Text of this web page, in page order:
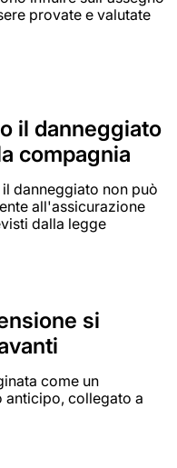
provate e valutate
il danneggiato
compagnia
danneggiato non può
all'assicurazione
dalla legge
si
come un
collegato a